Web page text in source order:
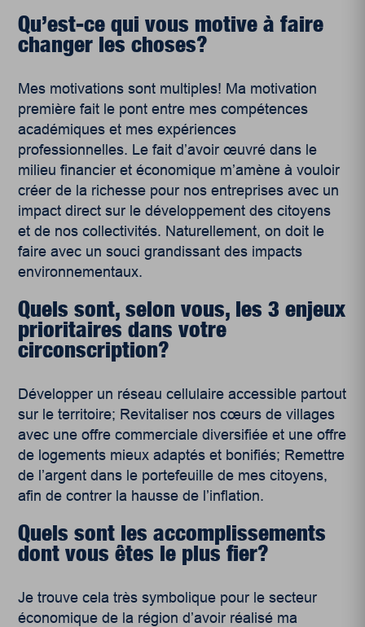
Qu’est-ce qui vous motive à faire
changer les choses?
Mes motivations sont multiples! Ma motivation
première fait le pont entre mes compétences
académiques et mes expériences
professionnelles. Le fait d’avoir œuvré dans le
milieu financier et économique m’amène à vouloir
créer de la richesse pour nos entreprises avec un
impact direct sur le développement des citoyens
et de nos collectivités. Naturellement, on doit le
faire avec un souci grandissant des impacts
environnementaux.
Quels sont, selon vous, les 3 enjeux
prioritaires dans votre
circonscription?
Développer un réseau cellulaire accessible partout
sur le territoire; Revitaliser nos cœurs de villages
avec une offre commerciale diversifiée et une offre
de logements mieux adaptés et bonifiés; Remettre
de l’argent dans le portefeuille de mes citoyens,
afin de contrer la hausse de l’inflation.
Quels sont les accomplissements
dont vous êtes le plus fier?
Je trouve cela très symbolique pour le secteur
économique de la région d’avoir réalisé ma